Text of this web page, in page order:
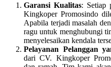
Garansi Kualitas: Setiap
Kingkoper Promosindo
Apabila terjadi masalah
ragu untuk menghubungi
menyelesaikan kendala
Pelayanan Pelanggan
dari CV. Kingkoper